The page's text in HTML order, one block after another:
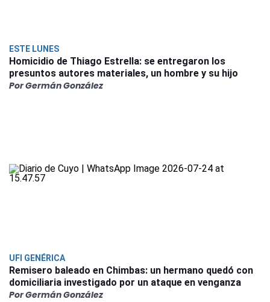
ESTE LUNES
Homicidio de Thiago Estrella: se entregaron los
presuntos autores materiales, un hombre y su hijo
Por Germán González
UFI GENÉRICA
Remisero baleado en Chimbas: un hermano quedó con
domiciliaria investigado por un ataque en venganza
Por Germán González